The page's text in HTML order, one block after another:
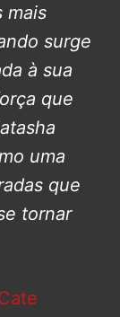
mais
surge
à sua
que
uma
que
tornar